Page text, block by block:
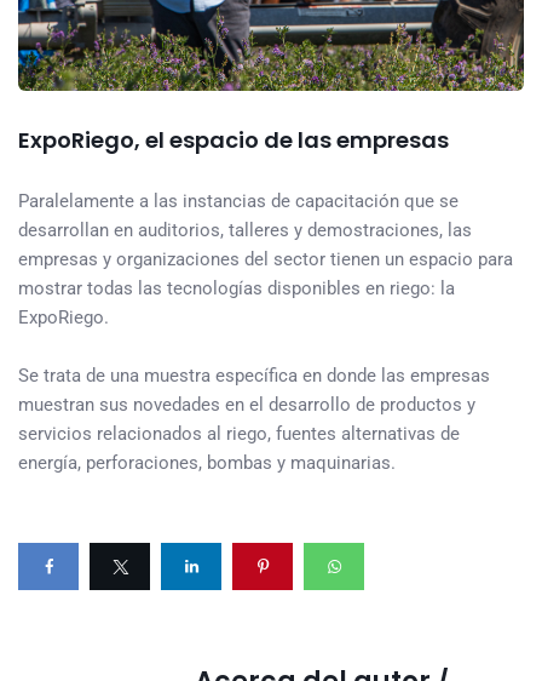
ExpoRiego, el espacio de las empresas
Paralelamente a las instancias de capacitación que se
desarrollan en auditorios, talleres y demostraciones, las
empresas y organizaciones del sector tienen un espacio para
mostrar todas las tecnologías disponibles en riego: la
ExpoRiego.
Se trata de una muestra específica en donde las empresas
muestran sus novedades en el desarrollo de productos y
servicios relacionados al riego, fuentes alternativas de
energía, perforaciones, bombas y maquinarias.